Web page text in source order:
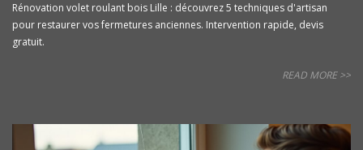
Rénovation volet roulant bois Lille : découvrez 5 techniques d'artisan
pour restaurer vos fermetures anciennes. Intervention rapide, devis
gratuit.
READ MORE >>